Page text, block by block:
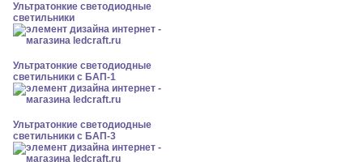
Ультратонкие светодиодные
светильники
Ультратонкие светодиодные
светильники с БАП-1
Ультратонкие светодиодные
светильники с БАП-3